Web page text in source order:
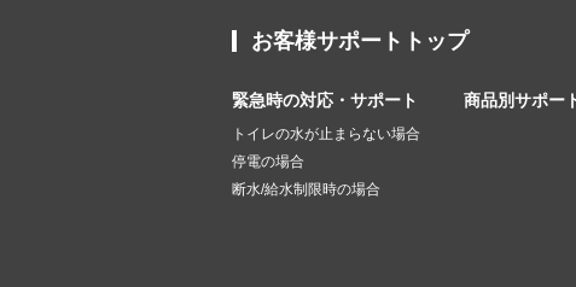
お客様サポートトップ
緊急時の対応・サポート
トイレの水が止まらない場合
停電の場合
断水/給水制限時の場合
商品別サポー